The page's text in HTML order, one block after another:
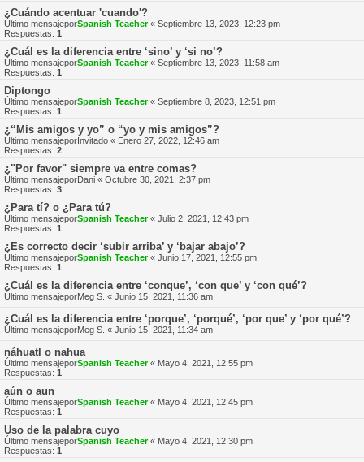
¿Cuándo acentuar 'cuando'?
Último mensajeporSpanish Teacher« Septiembre 13, 2023, 12:23 pm
Respuestas: 1
¿Cuál es la diferencia entre ‘sino’ y ‘si no’?
Último mensajeporSpanish Teacher« Septiembre 13, 2023, 11:58 am
Respuestas: 1
Diptongo
Último mensajeporSpanish Teacher« Septiembre 8, 2023, 12:51 pm
Respuestas: 1
¿“Mis amigos y yo” o “yo y mis amigos”?
Último mensajeporInvitado « Enero 27, 2022, 12:46 am
Respuestas: 2
¿"Por favor" siempre va entre comas?
Último mensajeporDani « Octubre 30, 2021, 2:37 pm
Respuestas: 3
¿Para tí? o ¿Para tú?
Último mensajeporSpanish Teacher« Julio 2, 2021, 12:43 pm
Respuestas: 1
¿Es correcto decir ‘subir arriba’ y ‘bajar abajo’?
Último mensajeporSpanish Teacher« Junio 17, 2021, 12:55 pm
Respuestas: 1
¿Cuál es la diferencia entre ‘conque’, ‘con que’ y ‘con qué’?
Último mensajeporMeg S. « Junio 15, 2021, 11:36 am
¿Cuál es la diferencia entre ‘porque’, ‘porqué’, ‘por que’ y ‘por qué’?
Último mensajeporMeg S. « Junio 15, 2021, 11:34 am
náhuatl o nahua
Último mensajeporSpanish Teacher« Mayo 4, 2021, 12:55 pm
Respuestas: 1
aún o aun
Último mensajeporSpanish Teacher« Mayo 4, 2021, 12:45 pm
Respuestas: 1
Uso de la palabra cuyo
Último mensajeporSpanish Teacher« Mayo 4, 2021, 12:30 pm
Respuestas: 1